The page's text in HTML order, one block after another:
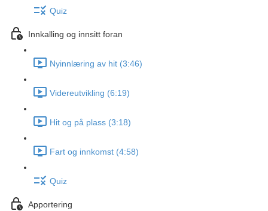
Quiz
Innkalling og innsitt foran
Nyinnlæring av hit (3:46)
Videreutvikling (6:19)
Hit og på plass (3:18)
Fart og innkomst (4:58)
Quiz
Apportering